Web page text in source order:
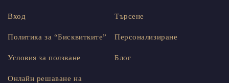
Вход Търсене
Политика за “Бисквитките”
Условия за ползване
Онлайн решаване на
Персонализиране
Блог